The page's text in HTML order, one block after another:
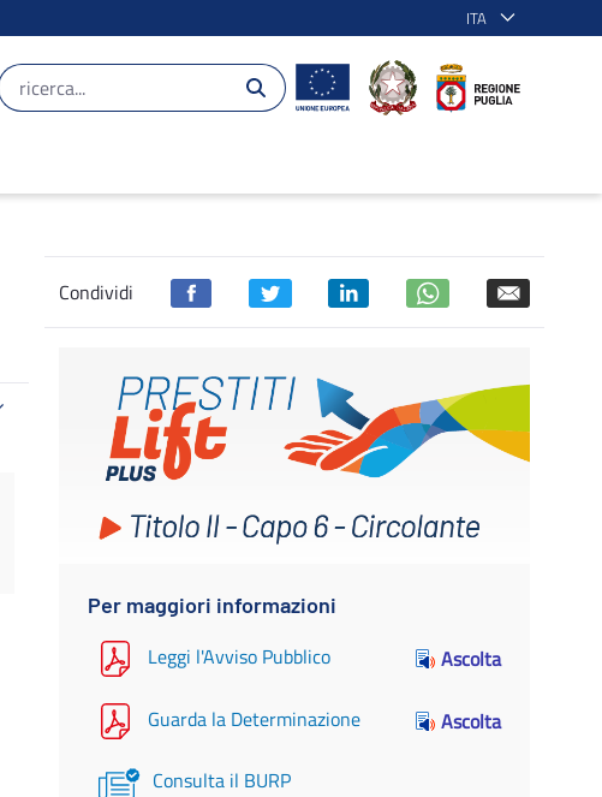
ITA
Condividi
Per maggiori informazioni
Leggi l'Avviso Pubblico Ascolta
Guarda la Determinazione Ascolta
Consulta il BURP